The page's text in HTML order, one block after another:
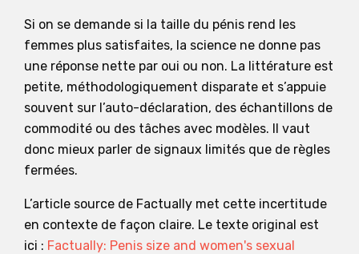
Si on se demande si la taille du pénis rend les
femmes plus satisfaites, la science ne donne pas
une réponse nette par oui ou non. La littérature est
petite, méthodologiquement disparate et s’appuie
souvent sur l’auto-déclaration, des échantillons de
commodité ou des tâches avec modèles. Il vaut
donc mieux parler de signaux limités que de règles
fermées.
L’article source de Factually met cette incertitude
en contexte de façon claire. Le texte original est
ici : Factually: Penis size and women's sexual